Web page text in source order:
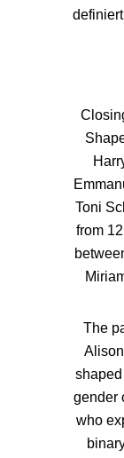
Toni
from
The
gender
who